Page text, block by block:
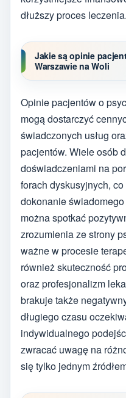
dłuższy proces leczenia.
Jakie są opinie
Warszawie na Woli
Opinie pacjentów o
mogą dostarczyć
świadczonych usług
pacjentów. Wiele osób
doświadczeniami na
forach dyskusyjnych,
dokonanie
można spotkać
zrozumienia ze strony
ważne w procesie
również skuteczność
oraz profesjonalizm
brakuje także
długiego czasu
indywidualnego
zwracać uwagę na
się tylko jednym